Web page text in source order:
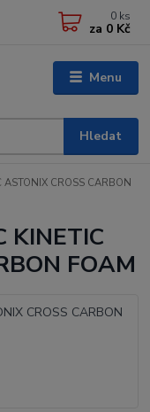
Menu
Hledat
0 ks
za 0 Kč
CROSS CARBON
KINETIC
FOAM